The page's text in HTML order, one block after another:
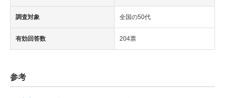
調査対象 全国の50代
有効回答数 204票
参考